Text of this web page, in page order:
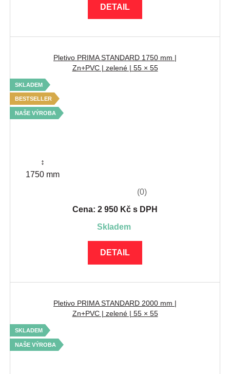
DETAIL
Pletivo PRIMA STANDARD 1750 mm |
Zn+PVC | zelené | 55 × 55
SKLADEM
BESTSELLER
NAŠE VÝROBA
↕
1750 mm
(0)
Cena: 2 950 Kč s DPH
skladem
DETAIL
Pletivo PRIMA STANDARD 2000 mm |
Zn+PVC | zelené | 55 × 55
SKLADEM
NAŠE VÝROBA